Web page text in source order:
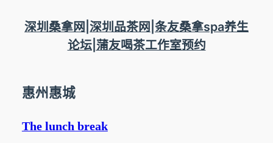
深圳桑拿网|深圳品茶网|条友桑拿spa养生
论坛|蒲友喝茶工作室预约
惠州惠城
The lunch break